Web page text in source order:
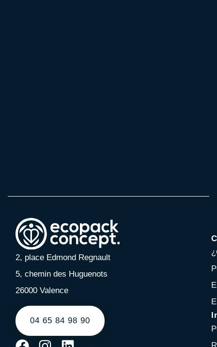
2, place Edmond Regnault
5, chemin des Huguenots
26000 Valence
04 65 84 98 90